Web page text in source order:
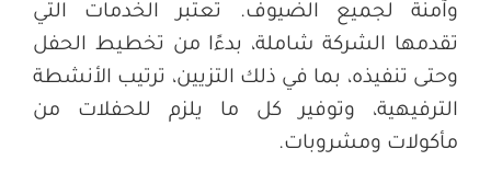
وآمنة لجميع الضيوف. تعتبر الخدمات التي
تقدمها الشركة شاملة، بدءًا من تخطيط الحفل
وحتى تنفيذه، بما في ذلك التزيين، ترتيب الأنشطة
الترفيهية، وتوفير كل ما يلزم للحفلات من
مأكولات ومشروبات.